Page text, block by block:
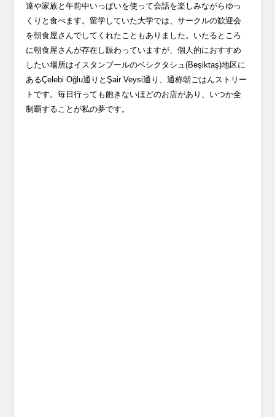
達や家族と午前中いっぱいを使って会話を楽しみながらゆっ
くりと食べます。留学していた大学では、サークルの歓迎会
を朝食屋さんでしてくれたこともありました。いたるところ
に朝食屋さんが存在し賑わっていますが、個人的におすすめ
したい場所はイスタンブールのベシクタシュ(Beşiktaş)地区に
あるÇelebi Oğlu通りとŞair Veysi通り、通称朝ごはんストリー
トです。毎日行っても飽きないほどのお店があり、いつか全
制覇することが私の夢です。